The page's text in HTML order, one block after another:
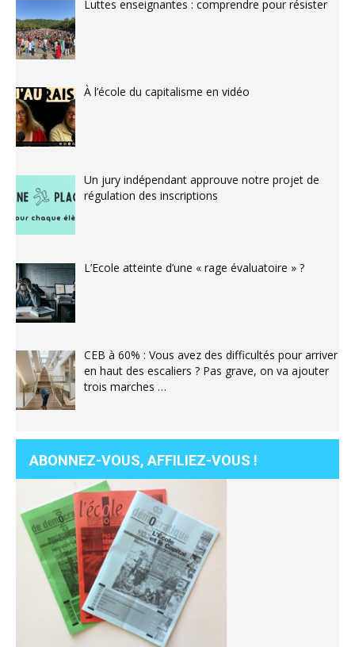
Luttes enseignantes : comprendre pour résister
À l’école du capitalisme en vidéo
Un jury indépendant approuve notre projet de
régulation des inscriptions
L’Ecole atteinte d’une « rage évaluatoire » ?
CEB à 60% : Vous avez des difficultés pour arriver
en haut des escaliers ? Pas grave, on va ajouter
trois marches …
ABONNEZ-VOUS, AFFILIEZ-VOUS !